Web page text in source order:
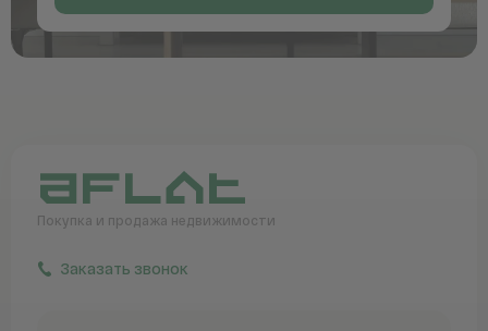
Покупка и продажа недвижимости
Заказать звонок